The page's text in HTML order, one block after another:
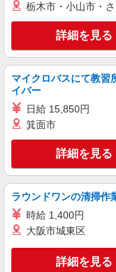
株式会社アイテック
大
【
時
給
キープ
樹
給
払い
栃木市・小山市・
詳細を見る
マイクロバスにて教習
イバー
日給 15,850円
箕面市
詳細を見る
ラウンドワンの清掃作
時給 1,400円
大阪市城東区
詳細を見る